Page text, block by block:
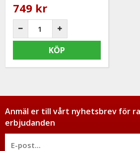
749 kr
KÖP
Anmäl er till vårt nyhetsbrev för
erbjudanden